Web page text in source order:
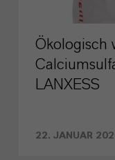
Ökologisch
LANXESS
22. JANUAR